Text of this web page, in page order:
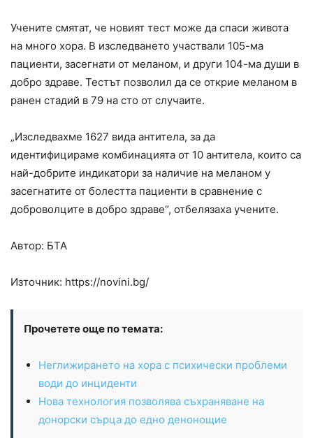
Учените смятат, че новият тест може да спаси живота
на много хора. В изследването участвали 105-ма
пациенти, засегнати от меланом, и други 104-ма души в
добро здраве. Тестът позволил да се открие меланом в
ранен стадий в 79 на сто от случаите.
„Изследвахме 1627 вида антитела, за да
идентифицираме комбинацията от 10 антитела, които са
най-добрите индикатори за наличие на меланом у
засегнатите от болестта пациенти в сравнение с
доброволците в добро здраве“, отбелязаха учените.
Автор: БТА
Източник: https://novini.bg/
Прочетете още по темата:
Неглижирането на хора с психически проблеми
води до инциденти
Нова технология позволява съхраняване на
донорски сърца до едно денонощие